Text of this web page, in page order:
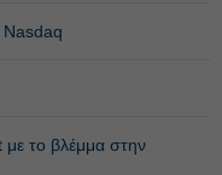
Nasdaq
με το βλέμμα στην